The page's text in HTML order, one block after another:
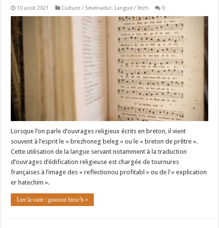
10 août 2021 Culture / Sevenadur, Langue / Yezh 0
Lorsque l’on parle d’ouvrages religieux écrits en breton, il vient
souvent à l’esprit le « brezhoneg beleg » ou le « breton de prêtre ».
Cette utilisation de la langue servant notamment à la traduction
d’ouvrages d’édification religieuse est chargée de tournures
françaises à l’image des « reflectionou profitabl » ou de l'« explication
er hatechim ».
Lire la suite / gouzout hiroc'h »